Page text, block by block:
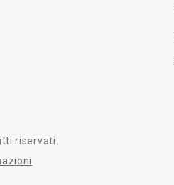
riservati.